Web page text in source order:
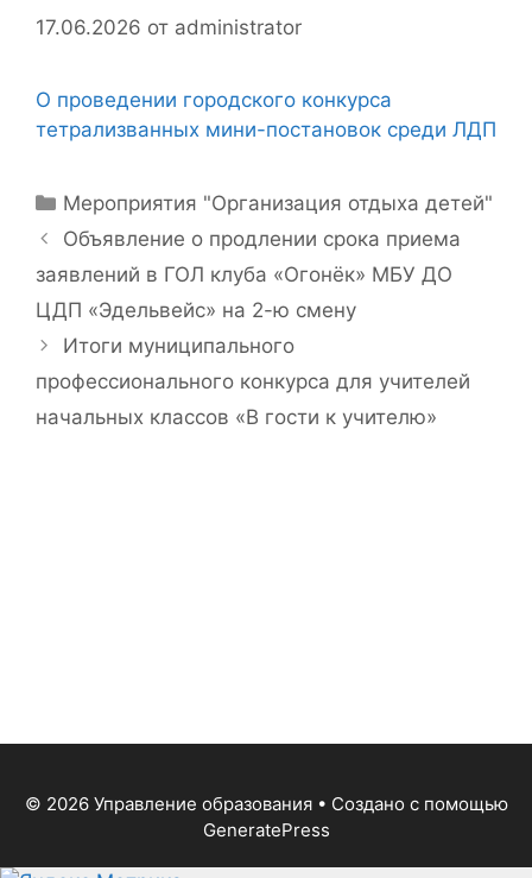
17.06.2026 от administrator
О проведении городского конкурса
тетрализванных мини-постановок среди ЛДП
Рубрики
Мероприятия "Организация отдыха детей"
Объявление о продлении срока приема
заявлений в ГОЛ клуба «Огонёк» МБУ ДО
ЦДП «Эдельвейс» на 2-ю смену
Итоги муниципального
профессионального конкурса для учителей
начальных классов «В гости к учителю»
© 2026 Управление образования• Создано с помощью
GeneratePress